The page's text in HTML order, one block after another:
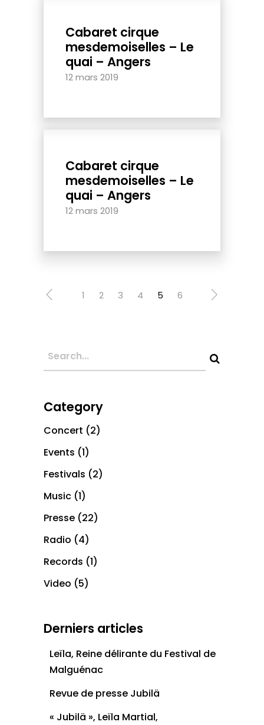
Cabaret cirque
mesdemoiselles – Le
quai – Angers
12 mars 2019
Cabaret cirque
mesdemoiselles – Le
quai – Angers
12 mars 2019
1 2 3 4 5 6
Category
Concert (2)
Events (1)
Festivals (2)
Music (1)
Presse (22)
Radio (4)
Records (1)
Video (5)
Derniers articles
Leïla, Reine délirante du Festival de
Malguénac
Revue de presse Jubilä
« Jubilä », Leïla Martial,